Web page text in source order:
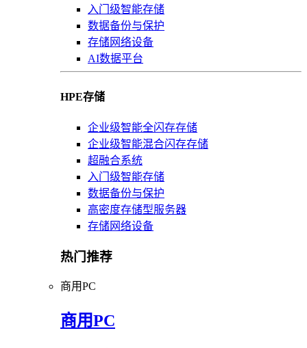
入门级智能存储
数据备份与保护
存储网络设备
AI数据平台
HPE存储
企业级智能全闪存存储
企业级智能混合闪存存储
超融合系统
入门级智能存储
数据备份与保护
高密度存储型服务器
存储网络设备
热门推荐
商用PC
商用PC